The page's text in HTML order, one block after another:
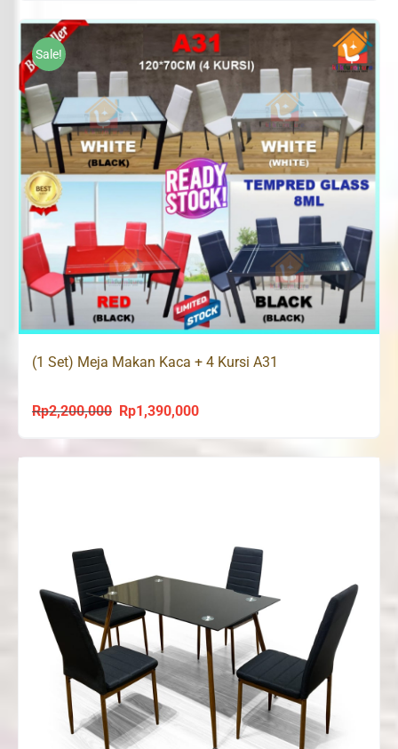
Sale!
(1 Set) Meja Makan Kaca + 4 Kursi A31
Rp2,200,000
Original
price
was:
Rp1,390,000Current
price
is: